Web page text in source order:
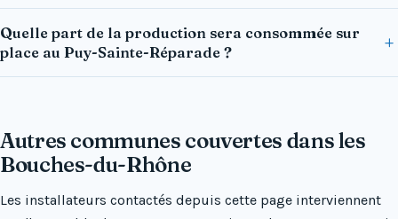
Quelle part de la production sera consommée sur
place au Puy-Sainte-Réparade ?
Autres communes couvertes dans les
Bouches-du-Rhône
Les installateurs contactés depuis cette page interviennent